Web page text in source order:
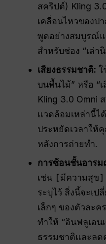
สคริปต์) Kling
เคลื่อนไหวของป
พูดอย่างสมบูรณ์แ
สำหรับช่อง “เล่า
เสียงธรรมชาติ: ใ
บนพื้นไม้” หรือ “
Kling 3.0 Omni
แวดล้อมเหล่านี้ไ
ประหยัดเวลาใ
หลังการถ่ายทำ.
การซ้อนชั้นอาร
เช่น [มีความสุข]
ระบุไว้ สิ่งนี้จะเป
เล็กๆ ของตัวละ
ทำให้ “อินฟลูเอน
ธรรมชาติและลด